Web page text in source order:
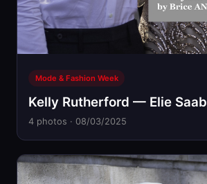
Mode & Fashion Week
Kelly Rutherford — Elie Saab
4 photos · 08/03/2025